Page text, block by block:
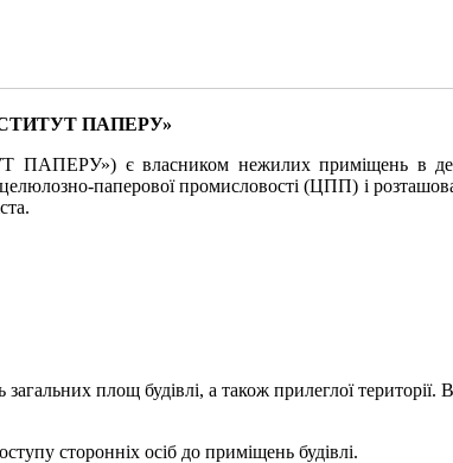
ПАПЕРУ»
є власником нежилих приміщень в
целюлозно-паперової промисловості (ЦПП) і
площ будівлі, а також прилеглої території.
сторонніх осіб до приміщень будівлі.